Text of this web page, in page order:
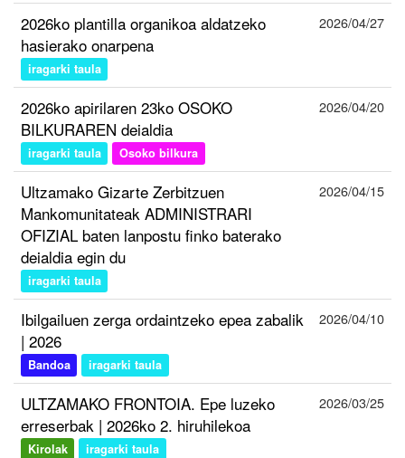
2026ko plantilla organikoa aldatzeko
hasierako onarpena
iragarki taula
2026/04/27
2026ko apirilaren 23ko OSOKO
BILKURAREN deialdia
iragarki taula Osoko bilkura
2026/04/20
Ultzamako Gizarte Zerbitzuen
Mankomunitateak ADMINISTRARI
OFIZIAL baten lanpostu finko baterako
deialdia egin du
iragarki taula
2026/04/15
Ibilgailuen zerga ordaintzeko epea zabalik
| 2026
Bandoa iragarki taula
2026/04/10
ULTZAMAKO FRONTOIA. Epe luzeko
erreserbak | 2026ko 2. hiruhilekoa
Kirolak iragarki taula
2026/03/25